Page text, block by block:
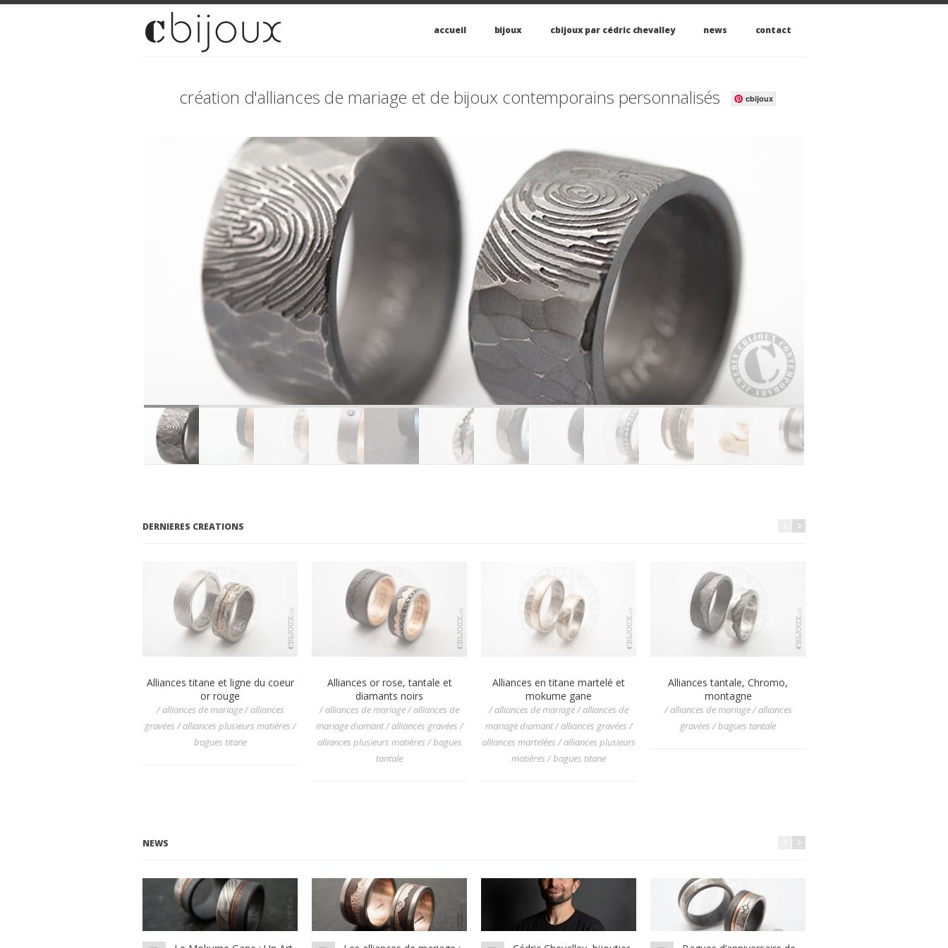
accueil bijoux cbijoux par cédric chevalley news contact
création d'alliances de mariage et de bijoux contemporains personnalisés cbijoux
DERNIERES CREATIONS
Alliances titane et ligne du coeur
or rouge
/ alliances de mariage / alliances
gravées / alliances plusieurs matières /
bagues titane
Alliances or rose, tantale et
diamants noirs
/ alliances de mariage / alliances de
mariage diamant / alliances gravées /
alliances plusieurs matières / bagues
tantale
Alliances en titane martelé et
mokume gane
/ alliances de mariage / alliances de
mariage diamant / alliances gravées /
alliances martelées / alliances plusieurs
matières / bagues titane
Alliances tantale, Chromo,
montagne
/ alliances de mariage / alliances
gravées / bagues tantale
NEWS